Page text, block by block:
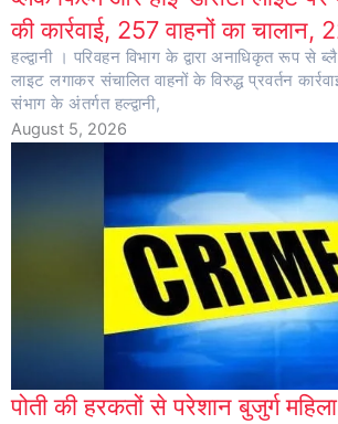
की कार्रवाई, 257 वाहनों का चालान,
हल्द्वानी । परिवहन विभाग के द्वारा अनाधिकृत रूप से
लाइट लगाकर संचालित वाहनों के विरुद्ध प्रवर्तन
संभाग के अंतर्गत हल्द्वानी,
August 5, 2026
पोती की हरकतों से परेशान बुजुर्ग